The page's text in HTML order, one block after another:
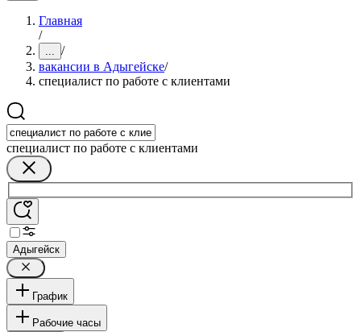
Главная
/
... /
вакансии в Адыгейске/
специалист по работе с клиентами
специалист по работе с клиентами
Адыгейск
График
Рабочие часы